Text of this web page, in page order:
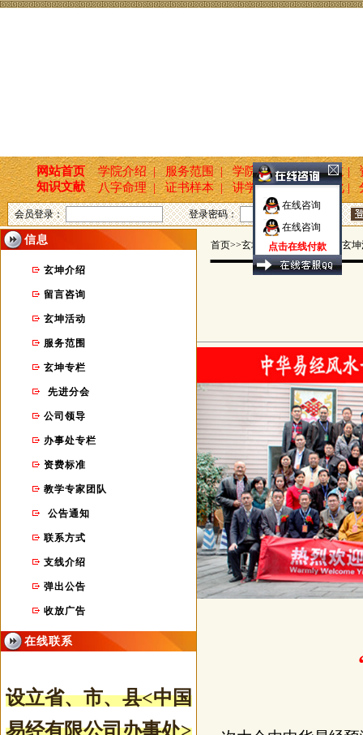
在线咨询
在线咨询
点击在线付款
网站首页 学院介绍 | 服务范围 | 学院活动 | 新闻报道 |
知识文献
八字命理 | 证书样本 | 讲学培训 | 国学文化 |
会员登录： 登录密码：
信息
玄坤介绍
留言咨询
玄坤活动
服务范围
玄坤专栏
先进分会
公司领导
办事处专栏
资费标准
教学专家团队
公告通知
联系方式
支线介绍
弹出公告
收放广告
在线联系
设立省、市、县<中国
易经有限公司办事处>
首页>>玄坤命名轩 >> 信息 >> 玄